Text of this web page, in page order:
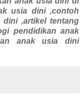
usia dini ,contoh
,artikel tentang
pendidikan anak
anak usia dini